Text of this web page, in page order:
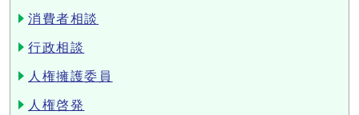
消費者相談
行政相談
人権擁護委員
人権啓発